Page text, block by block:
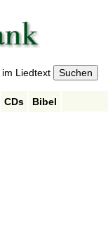
im Liedtext
CDs
Bibel